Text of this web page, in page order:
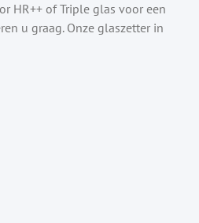
HR++ of Triple glas voor een
u graag. Onze glaszetter in